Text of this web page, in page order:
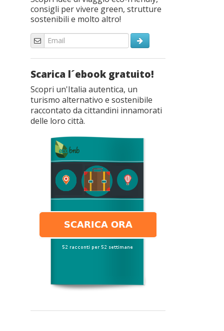
consigli per vivere green, strutture
sostenibili e molto altro!
Scarica l´ebook gratuito!
Scopri un'Italia autentica, un
turismo alternativo e sostenibile
raccontato da cittandini innamorati
delle loro città.